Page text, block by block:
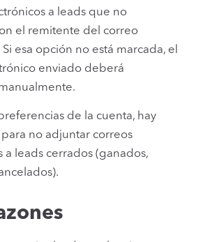
a leads que no
el remitente del correo
esa opción no está marcada, el
enviado deberá
de la cuenta, hay
no adjuntar correos
a leads cerrados (ganados,